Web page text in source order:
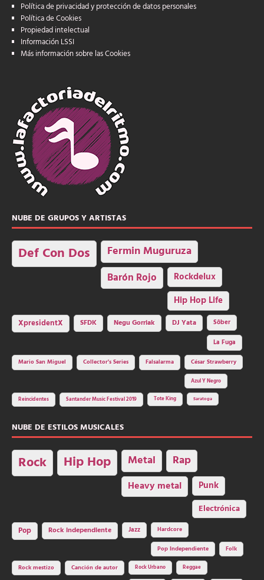
Política de privacidad y protección de datos personales
Política de Cookies
Propiedad intelectual
Información LSSI
Más información sobre las Cookies
NUBE DE GRUPOS Y ARTISTAS
Def Con Dos Fermin Muguruza
Barón Rojo Rockdelux
Hip Hop Life
XpresidentX SFDK Negu Gorriak DJ Yata
Sôber
La Fuga
Mario San Miguel
Collector's Series Falsalarma César Strawberry
Azul Y Negro
Reincidentes Santander Music Festival 2019 Tote King Saratoga
NUBE DE ESTILOS MUSICALES
Rock Hip Hop Metal Rap
Heavy metal Punk
Electrónica
Pop Rock independiente Jazz Hardcore
Pop Independiente Folk
Rock mestizo Canción de autor Rock Urbano Reggae